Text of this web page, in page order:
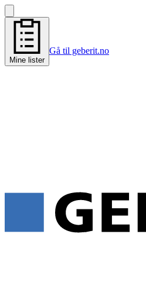
Mine lister
Gå til geberit.no